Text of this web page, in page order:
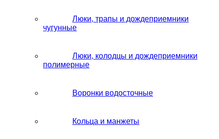
Люки, трапы и дождеприемники
чугунные
Люки, колодцы и дождеприемники
полимерные
Воронки водосточные
Кольца и манжеты